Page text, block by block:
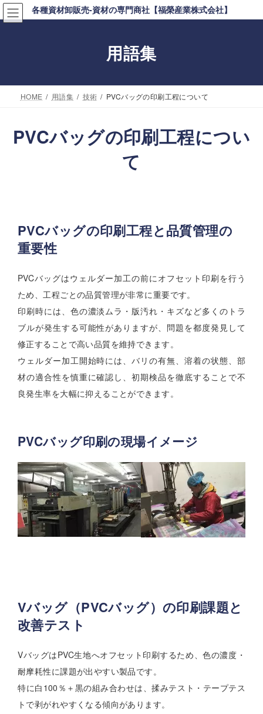
コ
ン
ナ
ビ
各種資材卸販売-資材の専門商社【福榮産業株式会社】
用語集
HOME 用語集 技術 PVCバッグの印刷工程について
PVCバッグの印刷工程につい
て
PVCバッグの印刷工程と品質管理の
重要性
PVCバッグはウェルダー加工の前にオフセット印刷を行う
ため、工程ごとの品質管理が非常に重要です。
印刷時には、色の濃淡ムラ・版汚れ・キズなど多くのトラ
ブルが発生する可能性がありますが、問題を都度発見して
修正することで高い品質を維持できます。
ウェルダー加工開始時には、バリの有無、溶着の状態、部
材の適合性を慎重に確認し、初期検品を徹底することで不
良発生率を大幅に抑えることができます。
PVCバッグ印刷の現場イメージ
Vバッグ（PVCバッグ）の印刷課題と
改善テスト
VバッグはPVC生地へオフセット印刷するため、色の濃度・
耐摩耗性に課題が出やすい製品です。
特に白100％＋黒の組み合わせは、揉みテスト・テープテス
トで剥がれやすくなる傾向があります。